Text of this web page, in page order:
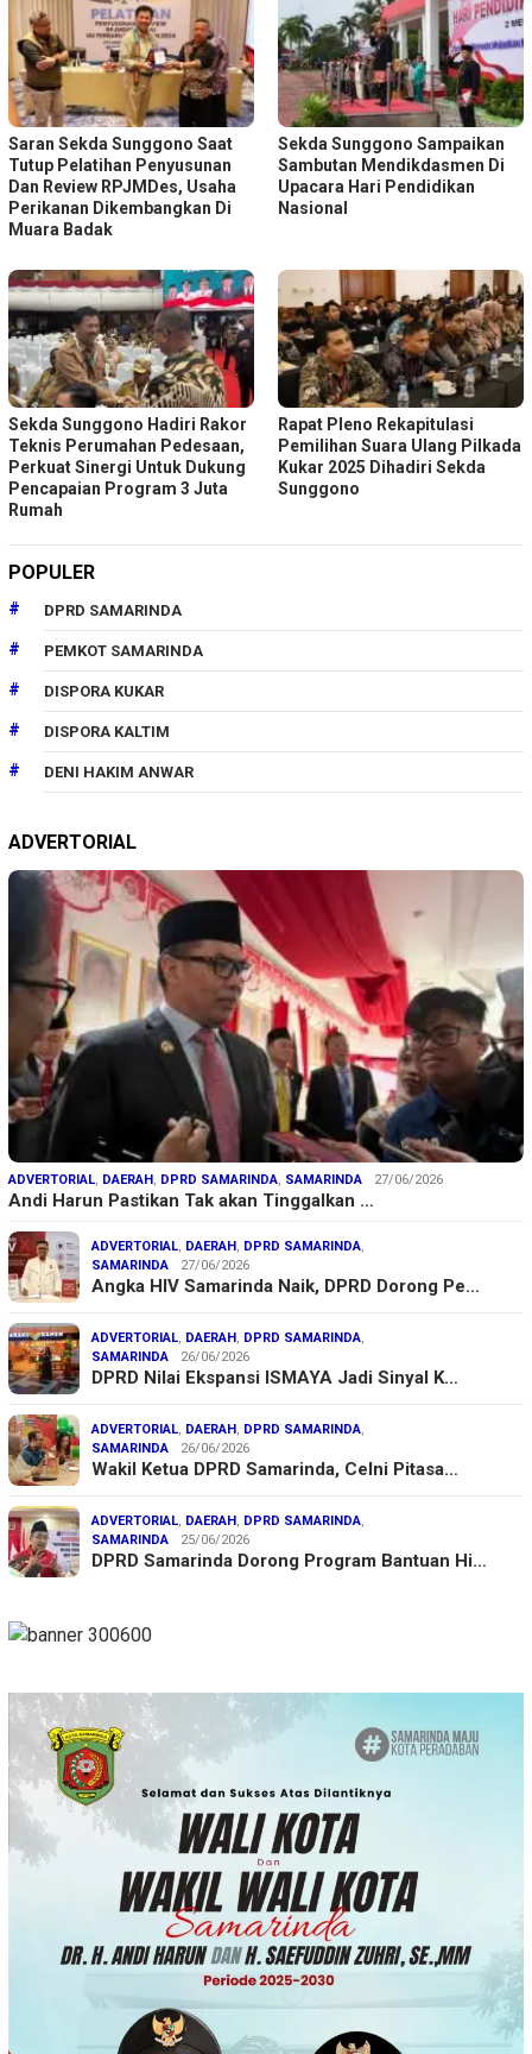
Saran Sekda Sunggono Saat
Tutup Pelatihan Penyusunan
Dan Review RPJMDes, Usaha
Perikanan Dikembangkan Di
Muara Badak
Sekda Sunggono Sampaikan
Sambutan Mendikdasmen Di
Upacara Hari Pendidikan
Nasional
Sekda Sunggono Hadiri Rakor
Teknis Perumahan Pedesaan,
Perkuat Sinergi Untuk Dukung
Pencapaian Program 3 Juta
Rumah
Rapat Pleno Rekapitulasi
Pemilihan Suara Ulang Pilkada
Kukar 2025 Dihadiri Sekda
Sunggono
POPULER
DPRD SAMARINDA
PEMKOT SAMARINDA
DISPORA KUKAR
DISPORA KALTIM
DENI HAKIM ANWAR
ADVERTORIAL
ADVERTORIAL, DAERAH, DPRD SAMARINDA, SAMARINDA 27/06/2026
Andi Harun Pastikan Tak akan Tinggalkan …
ADVERTORIAL, DAERAH, DPRD SAMARINDA,
SAMARINDA
27/06/2026
Angka HIV Samarinda Naik, DPRD Dorong Pe…
ADVERTORIAL, DAERAH, DPRD SAMARINDA,
SAMARINDA
26/06/2026
DPRD Nilai Ekspansi ISMAYA Jadi Sinyal K…
ADVERTORIAL, DAERAH, DPRD SAMARINDA,
SAMARINDA
26/06/2026
Wakil Ketua DPRD Samarinda, Celni Pitasa…
ADVERTORIAL, DAERAH, DPRD SAMARINDA,
SAMARINDA
25/06/2026
DPRD Samarinda Dorong Program Bantuan Hi…